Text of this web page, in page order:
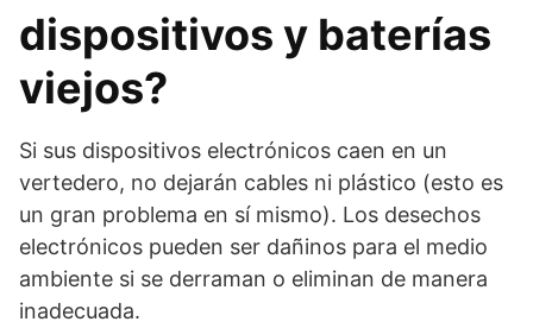
dispositivos y baterías
viejos?
Si sus dispositivos electrónicos caen en un
vertedero, no dejarán cables ni plástico (esto es
un gran problema en sí mismo). Los desechos
electrónicos pueden ser dañinos para el medio
ambiente si se derraman o eliminan de manera
inadecuada.